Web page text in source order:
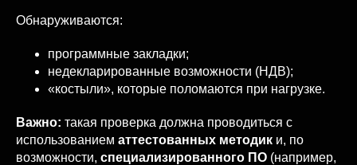
Обнаруживаются:
программные закладки;
недекларированные возможности (НДВ);
«костыли», которые поломаются при нагрузке.
Важно: такая проверка должна проводиться с
использованием аттестованных методик и, по
возможности, специализированного ПО (например,